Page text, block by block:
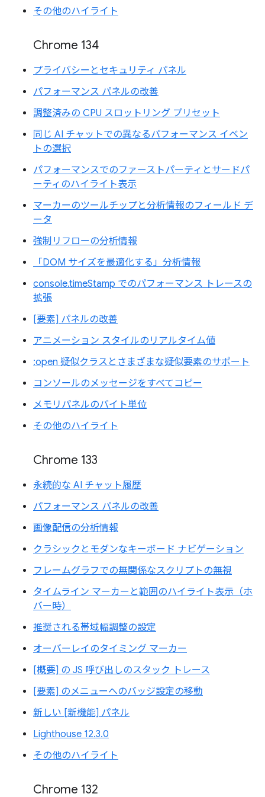
その他のハイライト
Chrome 134
プライバシーとセキュリティ パネル
パフォーマンス パネルの改善
調整済みの CPU スロットリング プリセット
同じ AI チャットでの異なるパフォーマンス イベン
トの選択
パフォーマンスでのファーストパーティとサードパ
ーティのハイライト表示
マーカーのツールチップと分析情報のフィールド デ
ータ
強制リフローの分析情報
「DOM サイズを最適化する」分析情報
console.timeStamp でのパフォーマンス トレースの
拡張
[要素] パネルの改善
アニメーション スタイルのリアルタイム値
:open 疑似クラスとさまざまな疑似要素のサポート
コンソールのメッセージをすべてコピー
メモリパネルのバイト単位
その他のハイライト
Chrome 133
永続的な AI チャット履歴
パフォーマンス パネルの改善
画像配信の分析情報
クラシックとモダンなキーボード ナビゲーション
フレームグラフでの無関係なスクリプトの無視
タイムライン マーカーと範囲のハイライト表示（ホ
バー時）
推奨される帯域幅調整の設定
オーバーレイのタイミング マーカー
[概要] の JS 呼び出しのスタック トレース
[要素] のメニューへのバッジ設定の移動
新しい [新機能] パネル
Lighthouse 12.3.0
その他のハイライト
Chrome 132